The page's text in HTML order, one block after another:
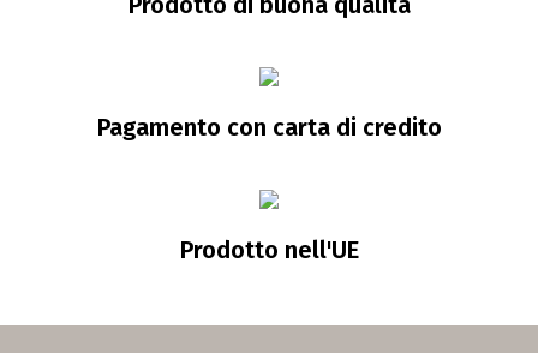
Pagamento con carta di credito
Prodotto nell'UE